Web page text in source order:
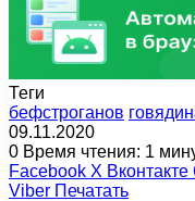
Теги
бефстроганов
09.11.2020
0 Время чтения: 1
Facebook X Вконтакте
Viber Печатать